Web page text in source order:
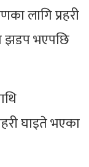
लागि प्रहरी
झडप भएपछि
घाइते भएका